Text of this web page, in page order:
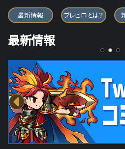
ブレイブ フロンテ
最新情報 ブレヒロとは？
最新情報